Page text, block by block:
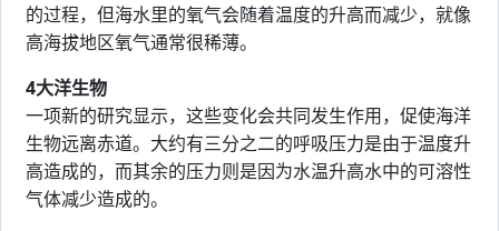
的过程，但海水里的氧气会随着温度的升高而减少，就像
高海拔地区氧气通常很稀薄。
4大洋生物
一项新的研究显示，这些变化会共同发生作用，促使海洋
生物远离赤道。大约有三分之二的呼吸压力是由于温度升
高造成的，而其余的压力则是因为水温升高水中的可溶性
气体减少造成的。